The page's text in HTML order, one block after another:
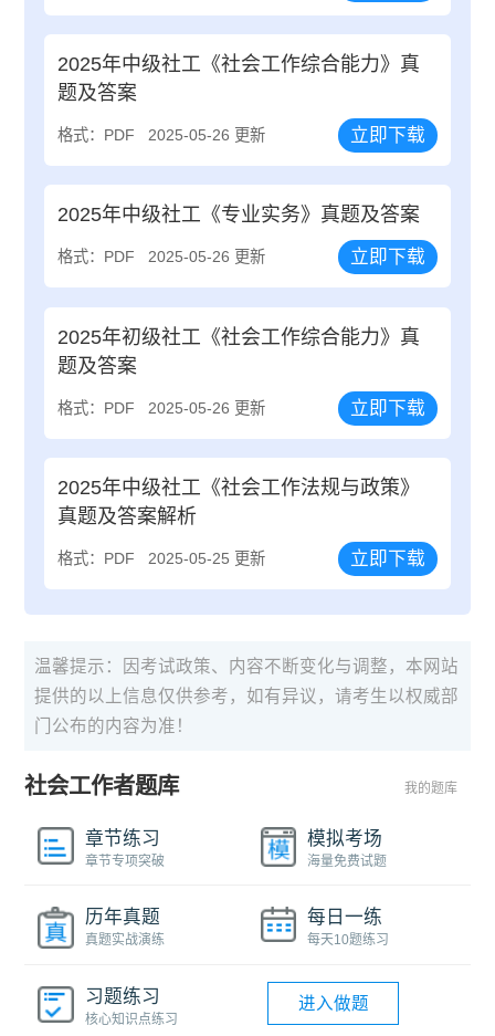
2025年中级社工《社会工作综合能力》真
题及答案
格式：PDF 2025-05-26 更新 立即下载
2025年中级社工《专业实务》真题及答案
格式：PDF 2025-05-26 更新 立即下载
2025年初级社工《社会工作综合能力》真
题及答案
格式：PDF 2025-05-26 更新 立即下载
2025年中级社工《社会工作法规与政策》
真题及答案解析
格式：PDF 2025-05-25 更新 立即下载
温馨提示：因考试政策、内容不断变化与调整，本网站
提供的以上信息仅供参考，如有异议，请考生以权威部
门公布的内容为准！
社会工作者题库 我的题库
章节练习
章节专项突破
模拟考场
海量免费试题
历年真题
真题实战演练
每日一练
每天10题练习
习题练习
核心知识点练习
进入做题